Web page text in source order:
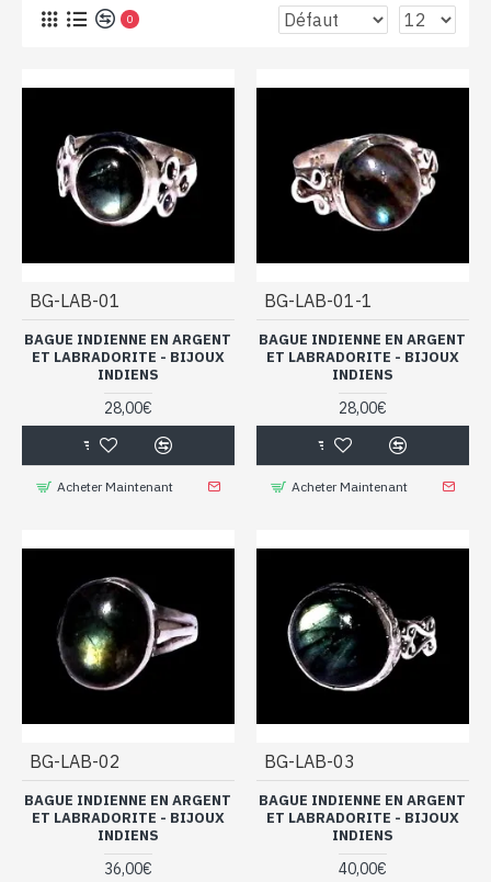
0
BG-LAB-01
BAGUE INDIENNE EN ARGENT
ET LABRADORITE - BIJOUX
INDIENS
28,00€
Acheter Maintenant
BG-LAB-01-1
BAGUE INDIENNE EN ARGENT
ET LABRADORITE - BIJOUX
INDIENS
28,00€
Acheter Maintenant
BG-LAB-02
BAGUE INDIENNE EN ARGENT
ET LABRADORITE - BIJOUX
INDIENS
36,00€
BG-LAB-03
BAGUE INDIENNE EN ARGENT
ET LABRADORITE - BIJOUX
INDIENS
40,00€